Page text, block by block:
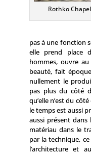
Rothko Chapel
pas à une fonction
elle prend place
hommes, ouvre
beauté, fait
nullement le
pas plus du côté
qu’elle n’est du
le temps est aussi
aussi présent dans
matériau dans le
par la technique,
l’architecture et